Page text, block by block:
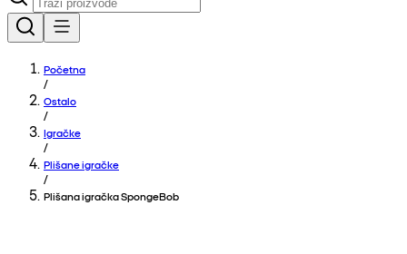
Početna
/
Ostalo
/
Igračke
/
Plišane igračke
/
Plišana igračka SpongeBob